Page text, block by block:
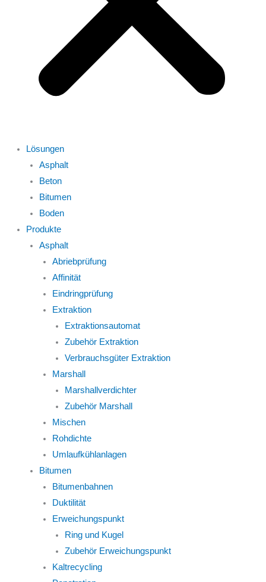
Lösungen
Asphalt
Beton
Bitumen
Boden
Produkte
Asphalt
Abriebprüfung
Affinität
Eindringprüfung
Extraktion
Extraktionsautomat
Zubehör Extraktion
Verbrauchsgüter Extraktion
Marshall
Marshallverdichter
Zubehör Marshall
Mischen
Rohdichte
Umlaufkühlanlagen
Bitumen
Bitumenbahnen
Duktilität
Erweichungspunkt
Ring und Kugel
Zubehör Erweichungspunkt
Kaltrecycling